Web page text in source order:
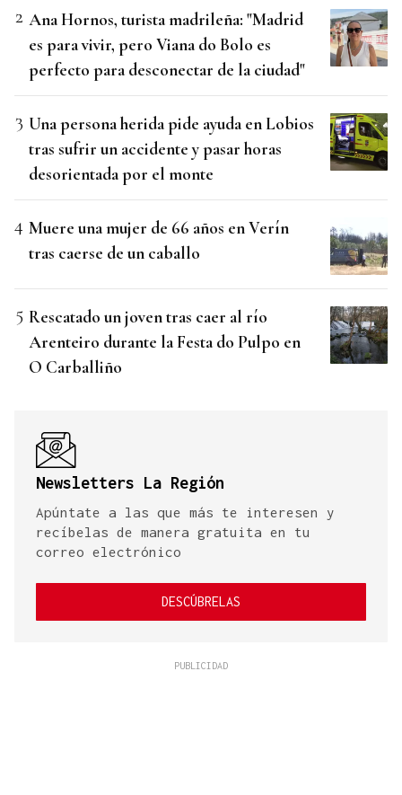
Ana Hornos, turista madrileña: "Madrid
es para vivir, pero Viana do Bolo es
perfecto para desconectar de la ciudad"
Una persona herida pide ayuda en Lobios
tras sufrir un accidente y pasar horas
desorientada por el monte
Muere una mujer de 66 años en Verín
tras caerse de un caballo
Rescatado un joven tras caer al río
Arenteiro durante la Festa do Pulpo en
O Carballiño
Newsletters La Región
Apúntate a las que más te interesen y
recíbelas de manera gratuita en tu
correo electrónico
DESCÚBRELAS